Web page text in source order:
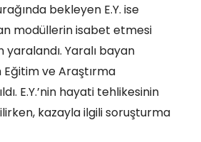
bekleyen E.Y. ise
modüllerin isabet etmesi
Yaralı bayan
ve Araştırma
E.Y.’nin hayati tehlikesinin
kazayla ilgili soruşturma